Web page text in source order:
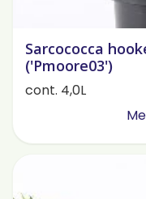
Sarcococca
('Pmoore03')
cont. 4,0L